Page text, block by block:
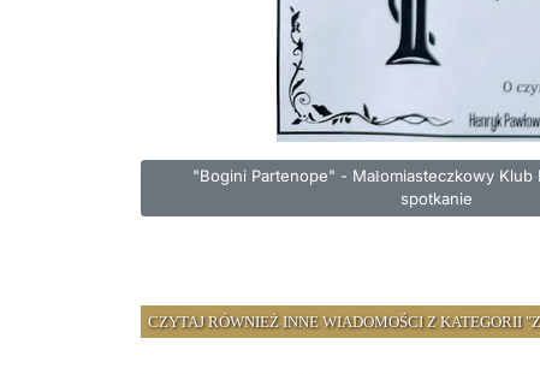
Poprzednia strona: "Bogini Partenope" -
"Bogini Partenope" - Małomiasteczkowy Klub
spotkanie
CZYTAJ RÓWNIEŻ INNE WIADOMOŚCI Z KATEGORII